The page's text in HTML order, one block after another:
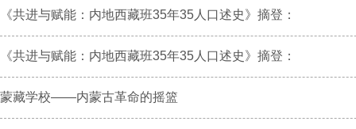
《共进与赋能：内地西藏班35年35人口述史》摘登：
《共进与赋能：内地西藏班35年35人口述史》摘登：
蒙藏学校——内蒙古革命的摇篮